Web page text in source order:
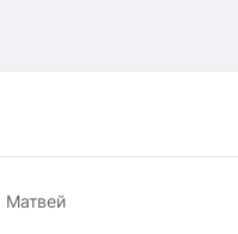
Матвей